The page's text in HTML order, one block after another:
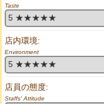
Taste
店内環境:
Environment
店員の態度:
Staffs' Attitude